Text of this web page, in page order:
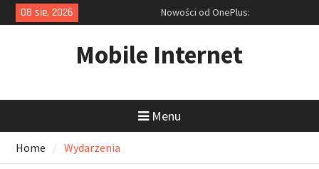
Skip
to
08 sie, 2026
Nowości od OnePlus:
Przedpremierowy test Nord 5 i
akcesoriów
tanio kupić sprzęt i opanować
zrzuty ekranu?
Ofensywa Samsunga: Od
inteligentne okulary z AI
Mobile Internet
Menu
Home Wydarzenia